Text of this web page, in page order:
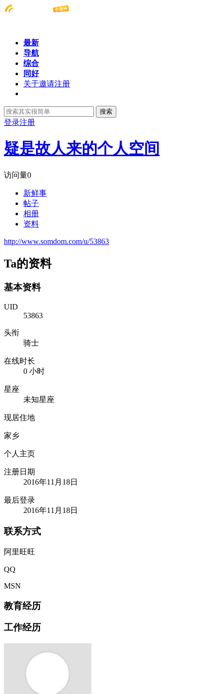
最新
导航
综合
同好
关于邀请注册
搜索
登录注册
疑是故人来的个人空间
访问量0
新鲜事
帖子
相册
资料
http://www.somdom.com/u/53863
Ta的资料
基本资料
UID
53863
头衔
骑士
在线时长
0 小时
星座
未知星座
现居住地
家乡
个人主页
注册日期
2016年11月18日
最后登录
2016年11月18日
联系方式
阿里旺旺
QQ
MSN
教育经历
工作经历